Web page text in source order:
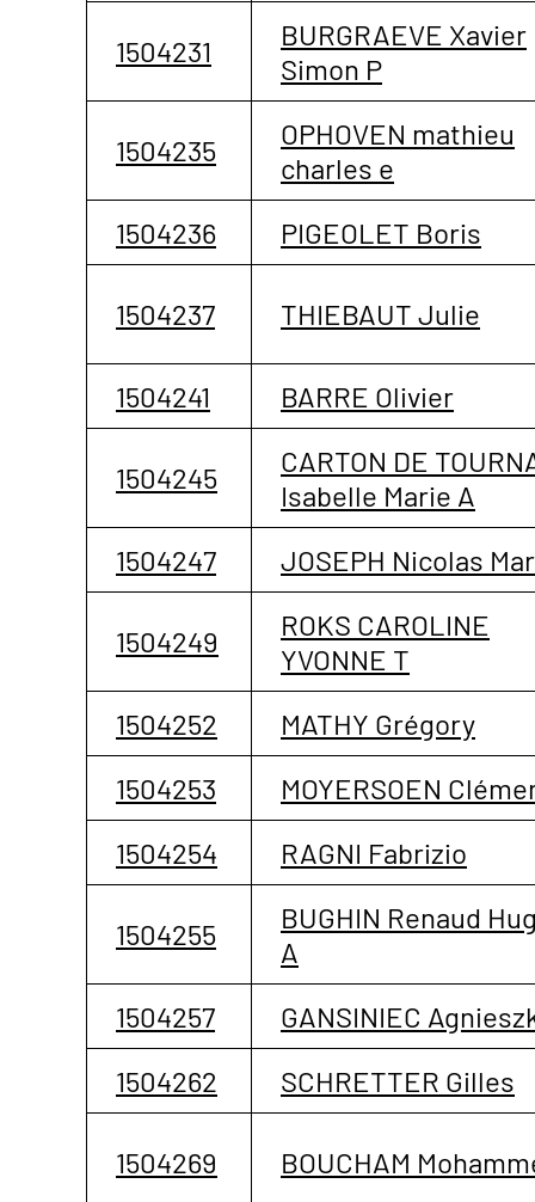
1504231
BURGRAEVE Xavier
Simon P
1504235
OPHOVEN mathieu
charles e
1504236
PIGEOLET Boris
1504237 THIEBAUT Julie
1504241 BARRE Olivier
1504245
CARTON DE
Isabelle Marie A
1504247
JOSEPH Nicolas
1504249
ROKS CAROLINE
YVONNE T
1504252
MATHY Grégory
1504253
MOYERSOEN
1504254
RAGNI Fabrizio
1504255
BUGHIN Renaud
A
1504257
GANSINIEC
1504262
SCHRETTER Gilles
1504269 BOUCHAM